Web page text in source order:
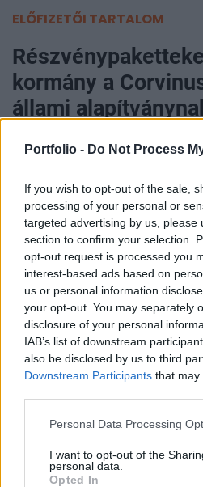
Portfolio - Do Not Process
If you wish to opt-out of the sale,
processing of your personal or
targeted advertising by us, please
section to confirm your selection.
opt-out request is processed you
interest-based ads based on
us or personal information
your opt-out. You may separately
disclosure of your personal
IAB’s list of downstream
also be disclosed by us to third
Downstream Participants that may
Personal Data Processing
I want to opt-out of the
personal data.
Opted In
ELŐFIZETŐI TARTALOM
kormány a
állami
Portfolio
Részvénycsomagokat adna
Budapesti Corvinus
alapítványnak, mondta el a
Gulyás Gergely. Sokkal
végiggondoltuk, melyik
papírjairól lehet szó. Az
kellene átadni a
dedikálhatná a kormány a
osztalékbevételek egy
működésére.
Gulyás Gergely a mai
kormány döntött arról, hogy
Budapesti Corvinus Egyetem